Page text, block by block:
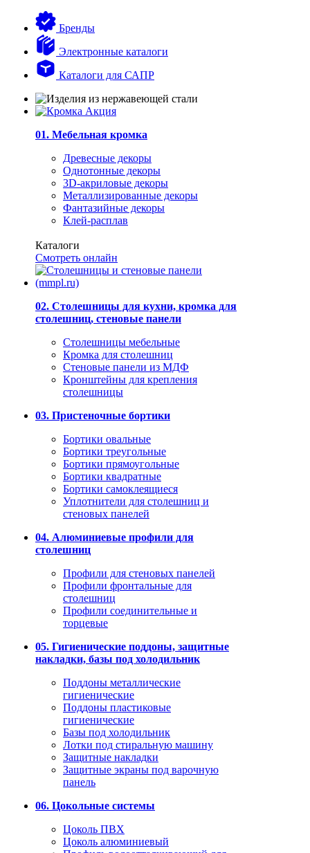
Бренды
Электронные каталоги
Каталоги для САПР
01. Мебельная кромка
Древесные декоры
Однотонные декоры
3D-акриловые декоры
Металлизированные декоры
Фантазийные декоры
Клей-расплав
Каталоги
Смотреть онлайн
02. Столешницы для кухни, кромка для
столешниц, стеновые панели
Столешницы мебельные
Кромка для столешниц
Стеновые панели из МДФ
Кронштейны для крепления
столешницы
03. Пристеночные бортики
Бортики овальные
Бортики треугольные
Бортики прямоугольные
Бортики квадратные
Бортики самоклеящиеся
Уплотнители для столешниц и
стеновых панелей
04. Алюминиевые профили для
столешниц
Профили для стеновых панелей
Профили фронтальные для
столешниц
Профили соединительные и
торцевые
05. Гигиенические поддоны, защитные
накладки, базы под холодильник
Поддоны металлические
гигиенические
Поддоны пластиковые
гигиенические
Базы под холодильник
Лотки под стиральную машину
Защитные накладки
Защитные экраны под варочную
панель
06. Цокольные системы
Цоколь ПВХ
Цоколь алюминиевый